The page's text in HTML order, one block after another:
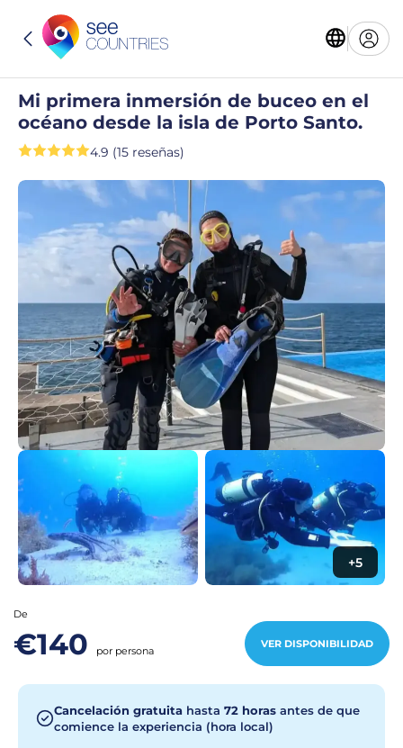
Mi primera inmersión de buceo en el
océano desde la isla de Porto Santo.
4.9 (15 reseñas)
+5
De
€140 por persona
VER DISPONIBILIDAD
Cancelación gratuita hasta 72 horas antes de que
comience la experiencia (hora local)